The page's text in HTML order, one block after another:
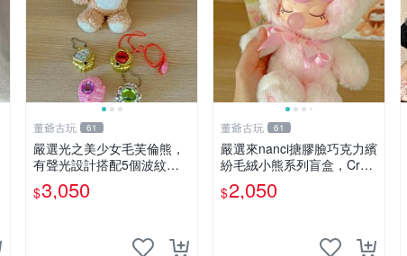
董爺古玩 61
嚴選光之美少女毛芙倫熊，
有聲光設計搭配5個波紋
石，成色完美如圖。爽快附
電池，讓愛心不打折扣。 光
$3,050
董爺古玩 61
嚴選來nanci搪膠臉巧克力繽
紛毛絨小熊系列盲盒，Crea
my櫻花巧藝盲盒 隱藏款Cre
amy櫻花巧藝 嬰熊盲盒娃娃
$2,050